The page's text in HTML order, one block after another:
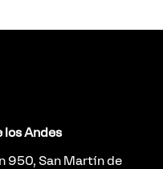
los Andes
950, San Martín de